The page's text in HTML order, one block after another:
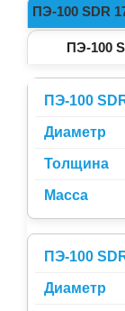
ПЭ-100 SDR
ПЭ-100